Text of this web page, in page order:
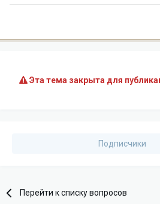
Эта тема закрыта для
Подписчики
Перейти к списку вопросов